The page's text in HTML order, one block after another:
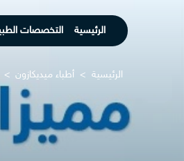
الرئيسية التخصصات
الرئيسية > أطباء ميديكازون >